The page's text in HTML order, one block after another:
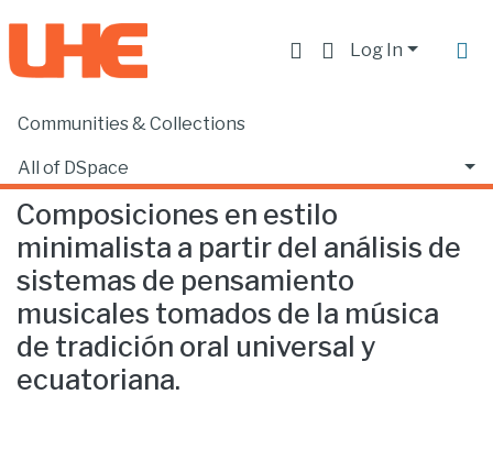
Log In
Communities & Collections
All of DSpace
Statistics
Home Escuela de Música
Composiciones en estilo
minimalista a partir del análisis de
sistemas de pensamiento
musicales tomados de la música
de tradición oral universal y
ecuatoriana.